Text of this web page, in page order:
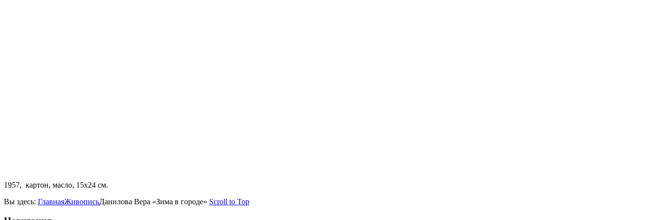
1957, картон, масло, 15х24 см.
Вы здесь: ГлавнаяЖивописьДанилова Вера «Зима в городе» Scroll to Top